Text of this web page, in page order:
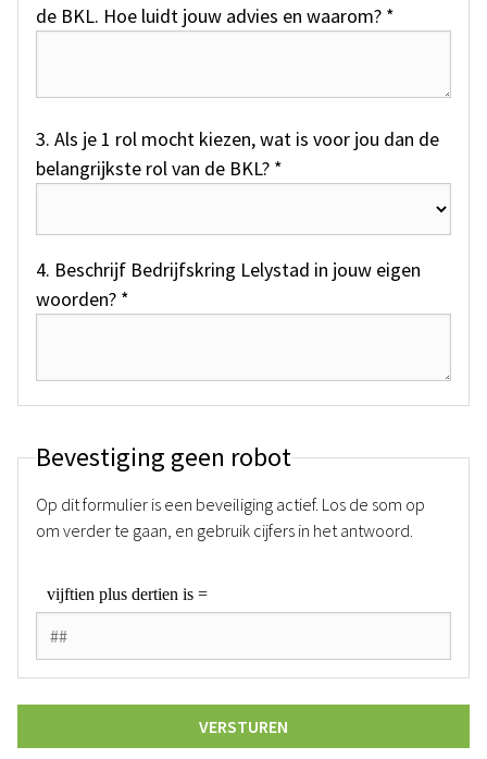
de BKL. Hoe luidt jouw advies en waarom? *
3. Als je 1 rol mocht kiezen, wat is voor jou dan de
belangrijkste rol van de BKL? *
4. Beschrijf Bedrijfskring Lelystad in jouw eigen
woorden? *
Bevestiging geen robot
Op dit formulier is een beveiliging actief. Los de som op
om verder te gaan, en gebruik cijfers in het antwoord.